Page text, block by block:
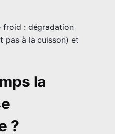
froid : dégradation
pas à la cuisson) et
la
?